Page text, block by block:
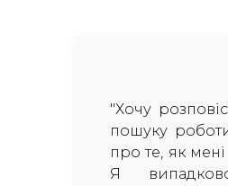
"Хочу
пошуку
про те, як
Я